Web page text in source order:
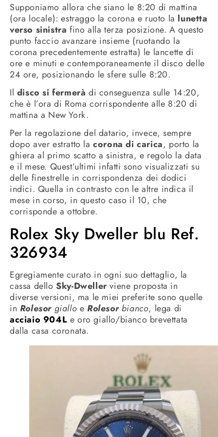
Supponiamo allora che siano le 8:20 di mattina
(ora locale): estraggo la corona e ruoto la lunetta
verso sinistra fino alla terza posizione. A questo
punto faccio avanzare insieme (ruotando la
corona precedentemente estratta) le lancette di
ore e minuti e contemporaneamente il disco delle
24 ore, posizionando le sfere sulle 8:20.
Il disco si fermerà di conseguenza sulle 14:20,
che è l’ora di Roma corrispondente alle 8:20 di
mattina a New York.
Per la regolazione del datario, invece, sempre
dopo aver estratto lacorona di carica, porto la
ghiera al primo scatto a sinistra, e regolo la data
e il mese. Quest’ultimi infatti sono visualizzati su
delle finestrelle in corrispondenza dei dodici
indici. Quella in contrasto con le altre indica il
mese in corso, in questo caso il 10, che
corrisponde a ottobre.
Rolex Sky Dweller blu Ref.
326934
Egregiamente curato in ogni suo dettaglio, la
cassa delloSky-Dwellerviene proposta in
diverse versioni, ma le miei preferite sono quelle
in Rolesor giallo eRolesorbianco, lega di
acciaio 904L e oro giallo/bianco brevettata
dalla casa coronata.